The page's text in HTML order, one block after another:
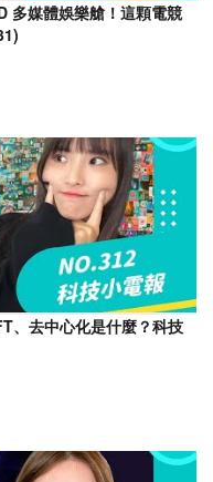
多媒體娛樂艙！這顆電競
、去中心化是什麼？科技